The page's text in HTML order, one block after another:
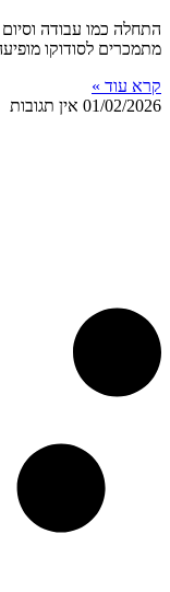
התחלה כמו עבודה
מתמכרים לסודוקו
קרא עוד »
01/02/2026 אין תגובות